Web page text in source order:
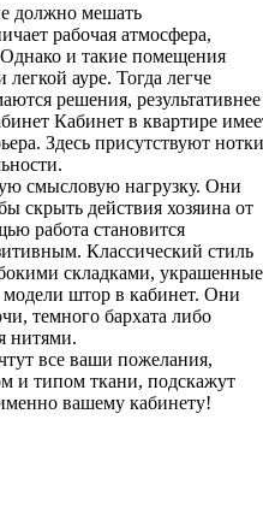
должно мешать
рабочая атмосфера,
и такие помещения
ауре. Тогда легче
решения, результативнее
Кабинет в квартире
Здесь присутствуют нотки
смысловую нагрузку. Они
скрыть действия хозяина от
работа становится
Классический стиль
складками, украшенные
штор в кабинет. Они
темного бархата либо
нитями.
все ваши пожелания,
и типом ткани, подскажут
вашему кабинету!